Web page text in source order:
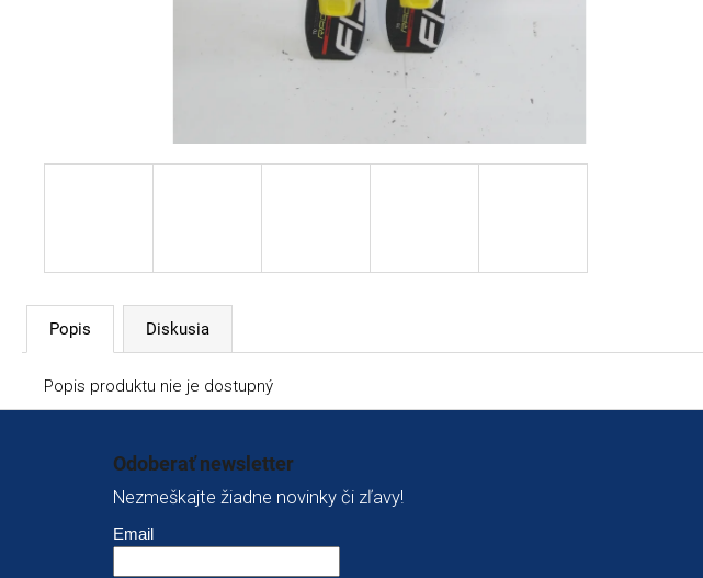
Popis Diskusia
Popis produktu nie je dostupný
Odoberať newsletter
Nezmeškajte žiadne novinky či zľavy!
Email